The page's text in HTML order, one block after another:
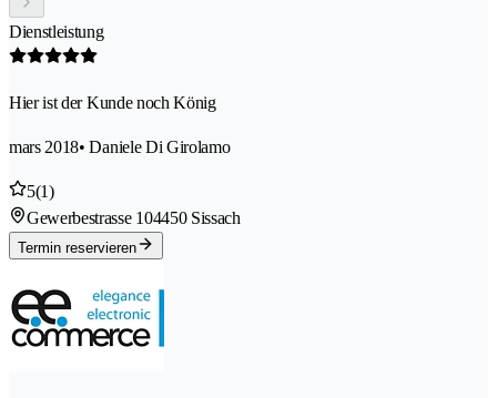
Dienstleistung
Hier ist der Kunde noch König
mars 2018• Daniele Di Girolamo
5(1)
Gewerbestrasse 104450 Sissach
Termin reservieren